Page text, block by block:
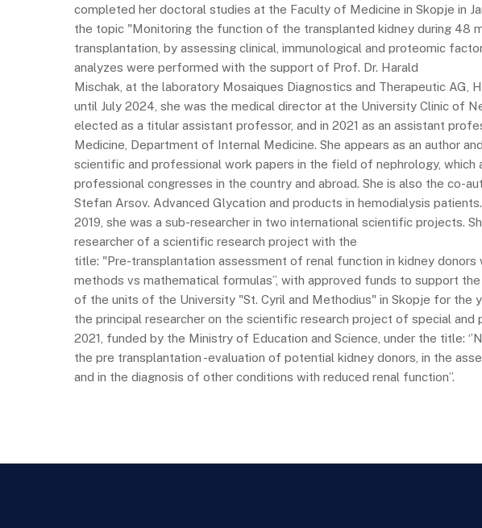
completed her doctoral studies at the Faculty of Medicine in Skopje in
the topic "Monitoring the function of the transplanted kidney during 48
transplantation, by assessing clinical, immunological and proteomic
analyzes were performed with the support of Prof. Dr. Harald
Mischak, at the laboratory Mosaiques Diagnostics and Therapeutic AG,
until July 2024, she was the medical director at the University Clinic of
elected as a titular assistant professor, and in 2021 as an assistant
Medicine, Department of Internal Medicine. She appears as an author
scientific and professional work papers in the field of nephrology, which
professional congresses in the country and abroad. She is also the co-
Stefan Arsov. Advanced Glycation and products in hemodialysis
2019, she was a sub-researcher in two international scientific projects.
researcher of a scientific research project with the
title: "Pre-transplantation assessment of renal function in kidney donors
methods vs mathematical formulas’’, with approved funds to support
of the units of the University "St. Cyril and Methodius" in Skopje for the
the principal researcher on the scientific research project of special
2021, funded by the Ministry of Education and Science, under the title:
the pre transplantation -evaluation of potential kidney donors, in the
and in the diagnosis of other conditions with reduced renal function’’.